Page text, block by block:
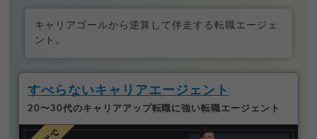
キャリアゴールから逆算して伴走する転職エージェ
ント。
すべらないキャリアエージェント
20〜30代のキャリアアップ転職に強い転職エージェント